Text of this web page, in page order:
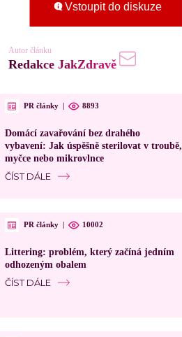
Vstoupit do diskuze
Autor článku
Redakce JakZdravě
PR články | 8893
Domácí zavařování bez drahého
vybavení: Jak úspěšně sterilovat v troubě,
myčce nebo mikrovlnce
ČÍST DÁLE
PR články | 10002
Littering: problém, který začíná jedním
odhozeným obalem
ČÍST DÁLE